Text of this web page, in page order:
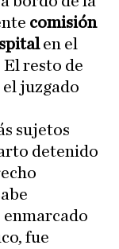
comisión
en el
El resto de
juzgado
sujetos
detenido
fue